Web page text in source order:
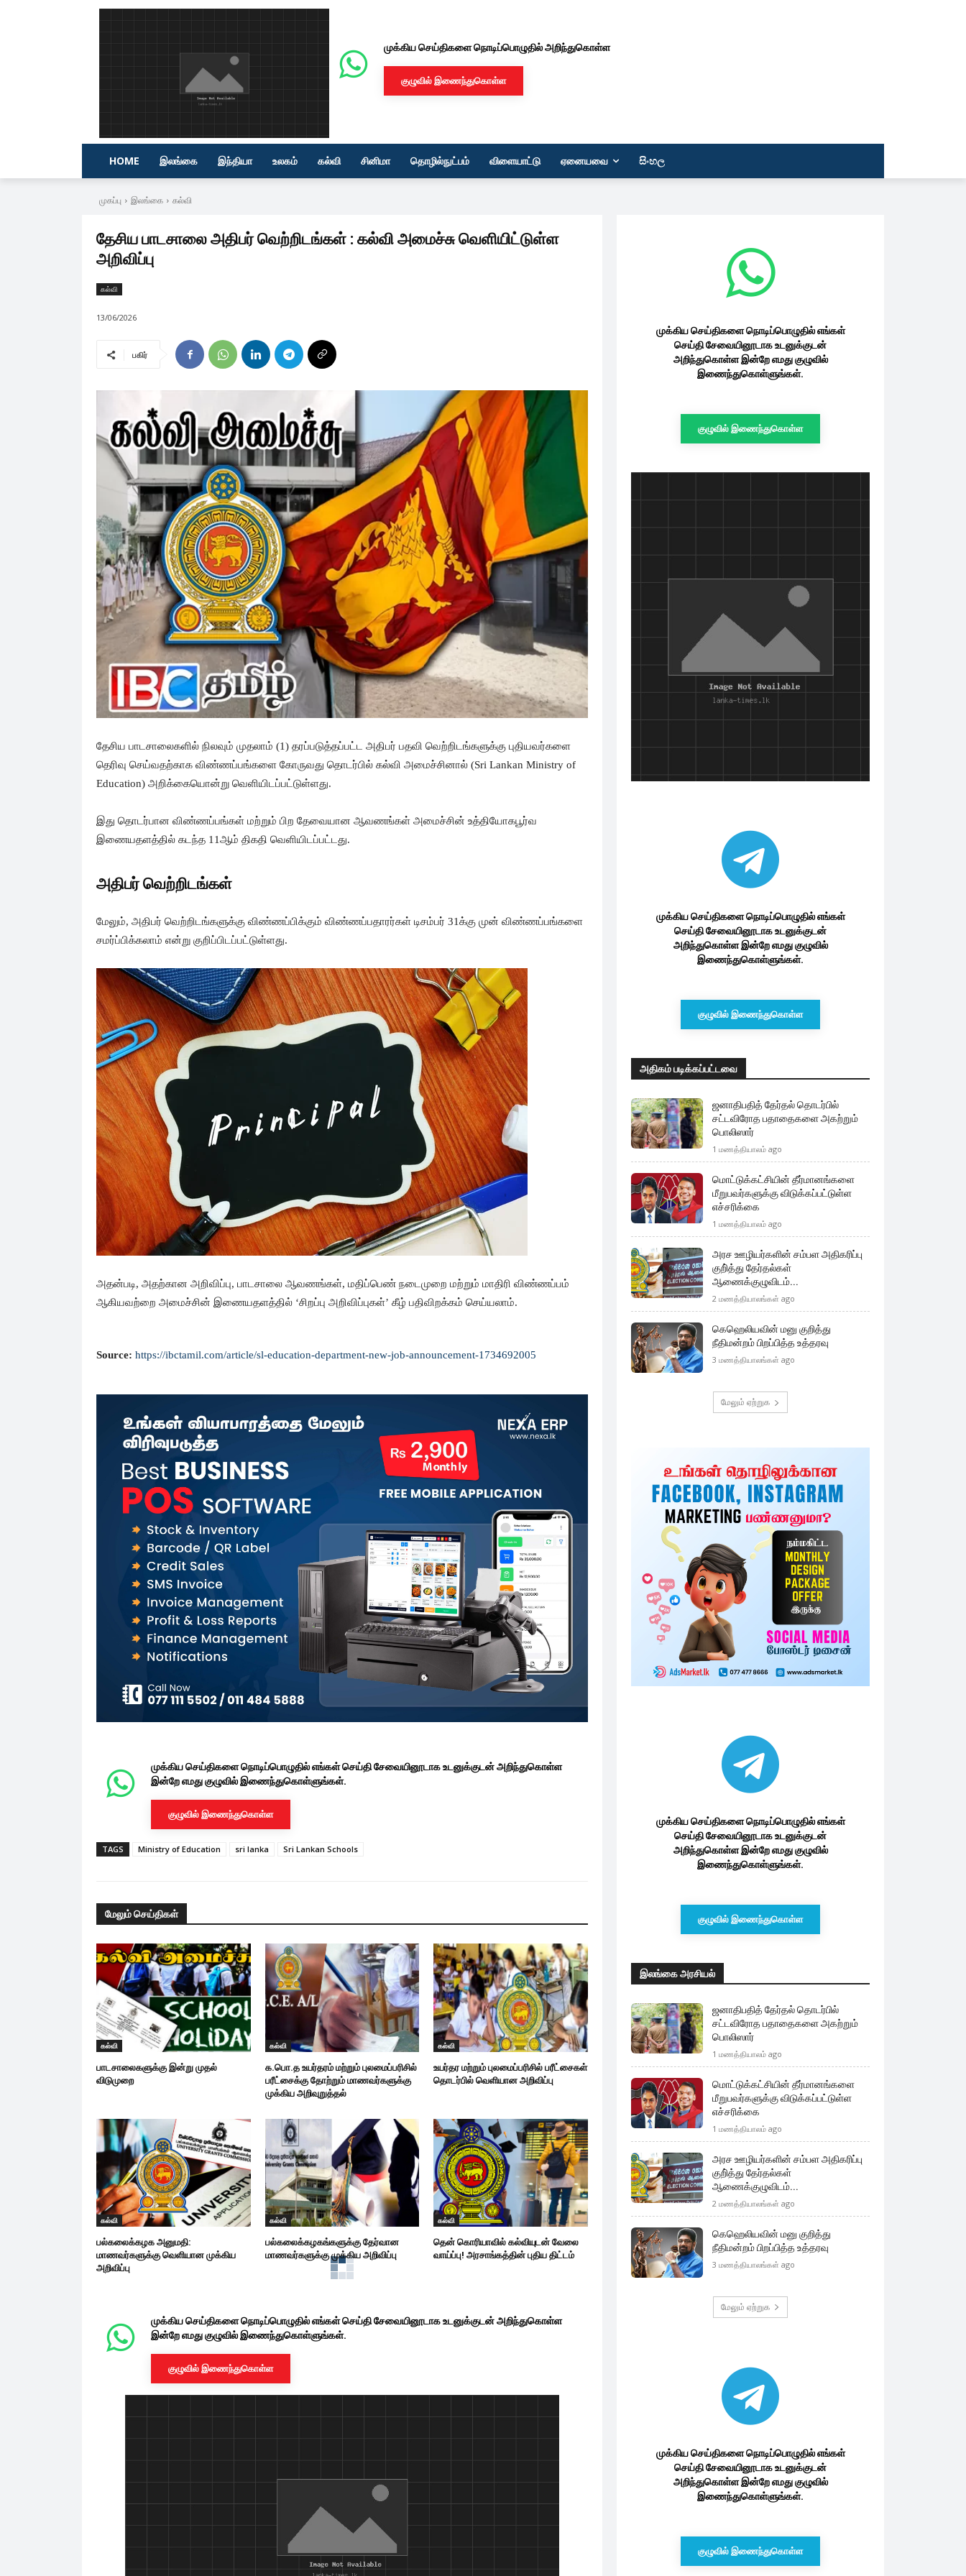
முக்கிய செய்திகளை நொடிப்பொழுதில் அறிந்துகொள்ள
குழுவில் இணைந்துகொள்ள
HOME இலங்கை இந்தியா உலகம் கல்வி சினிமா தொழில்நுட்பம் விளையாட்டு ஏனையவை සිංහල
முகப்பு இலங்கை கல்வி
தேசிய பாடசாலை அதிபர் வெற்றிடங்கள் : கல்வி அமைச்சு வெளியிட்டுள்ள
அறிவிப்பு
கல்வி
13/06/2026
பகிர்
தேசிய பாடசாலைகளில் நிலவும் முதலாம் (1) தரப்படுத்தப்பட்ட அதிபர் பதவி வெற்றிடங்களுக்கு புதியவர்களை
தெரிவு செய்வதற்காக விண்ணப்பங்களை கோருவது தொடர்பில் கல்வி அமைச்சினால் (Sri Lankan Ministry of
Education) அறிக்கையொன்று வெளியிடப்பட்டுள்ளது.
இது தொடர்பான விண்ணப்பங்கள் மற்றும் பிற தேவையான ஆவணங்கள் அமைச்சின் உத்தியோகபூர்வ
இணையதளத்தில் கடந்த 11ஆம் திகதி வெளியிடப்பட்டது.
அதிபர் வெற்றிடங்கள்
மேலும், அதிபர் வெற்றிடங்களுக்கு விண்ணப்பிக்கும் விண்ணப்பதாரர்கள் டிசம்பர் 31க்கு முன் விண்ணப்பங்களை
சமர்ப்பிக்கலாம் என்று குறிப்பிடப்பட்டுள்ளது.
அதன்படி, அதற்கான அறிவிப்பு, பாடசாலை ஆவணங்கள், மதிப்பெண் நடைமுறை மற்றும் மாதிரி விண்ணப்பம்
ஆகியவற்றை அமைச்சின் இணையதளத்தில் ‘சிறப்பு அறிவிப்புகள்’ கீழ் பதிவிறக்கம் செய்யலாம்.
Source: https://ibctamil.com/article/sl-education-department-new-job-announcement-1734692005
முக்கிய செய்திகளை நொடிப்பொழுதில் எங்கள் செய்தி சேவையினூடாக உடனுக்குடன் அறிந்துகொள்ள
இன்றே எமது குழுவில் இணைந்துகொள்ளுங்கள்.
குழுவில் இணைந்துகொள்ள
TAGS Ministry of Education sri lanka Sri Lankan Schools
மேலும் செய்திகள்
கல்வி
பாடசாலைகளுக்கு இன்று முதல்
விடுமுறை
கல்வி
க.பொ.த உயர்தரம் மற்றும் புலமைப்பரிசில்
பரீட்சைக்கு தோற்றும் மாணவர்களுக்கு
முக்கிய அறிவுறுத்தல்
கல்வி
உயர்தர மற்றும் புலமைப்பரிசில் பரீட்சைகள்
தொடர்பில் வெளியான அறிவிப்பு
கல்வி
பல்கலைக்கழக அனுமதி:
மாணவர்களுக்கு வெளியான முக்கிய
அறிவிப்பு
கல்வி
பல்கலைக்கழகங்களுக்கு தேர்வான
மாணவர்களுக்கு முக்கிய அறிவிப்பு
கல்வி
தென் கொரியாவில் கல்வியுடன் வேலை
வாய்ப்பு! அரசாங்கத்தின் புதிய திட்டம்
முக்கிய செய்திகளை நொடிப்பொழுதில் எங்கள் செய்தி சேவையினூடாக உடனுக்குடன் அறிந்துகொள்ள
இன்றே எமது குழுவில் இணைந்துகொள்ளுங்கள்.
குழுவில் இணைந்துகொள்ள
முக்கிய செய்திகளை நொடிப்பொழுதில் எங்கள்
செய்தி சேவையினூடாக உடனுக்குடன்
அறிந்துகொள்ள இன்றே எமது குழுவில்
இணைந்துகொள்ளுங்கள்.
குழுவில் இணைந்துகொள்ள
முக்கிய செய்திகளை நொடிப்பொழுதில் எங்கள்
செய்தி சேவையினூடாக உடனுக்குடன்
அறிந்துகொள்ள இன்றே எமது குழுவில்
இணைந்துகொள்ளுங்கள்.
குழுவில் இணைந்துகொள்ள
அதிகம் படிக்கப்பட்டவை
ஜனாதிபதித் தேர்தல் தொடர்பில்
சட்டவிரோத பதாதைகளை அகற்றும்
பொலிஸார்
1 மணத்தியாலம் ago
மொட்டுக்கட்சியின் தீர்மானங்களை
மீறுபவர்களுக்கு விடுக்கப்பட்டுள்ள
எச்சரிக்கை
1 மணத்தியாலம் ago
அரச ஊழியர்களின் சம்பள அதிகரிப்பு
குறி்த்து தேர்தல்கள்
ஆணைக்குழுவிடம்...
2 மணத்தியாலங்கள் ago
கெஹெலியவின் மனு குறித்து
நீதிமன்றம் பிறப்பித்த உத்தரவு
3 மணத்தியாலங்கள் ago
மேலும் ஏற்றுக
முக்கிய செய்திகளை நொடிப்பொழுதில் எங்கள்
செய்தி சேவையினூடாக உடனுக்குடன்
அறிந்துகொள்ள இன்றே எமது குழுவில்
இணைந்துகொள்ளுங்கள்.
குழுவில் இணைந்துகொள்ள
இலங்கை அரசியல்
ஜனாதிபதித் தேர்தல் தொடர்பில்
சட்டவிரோத பதாதைகளை அகற்றும்
பொலிஸார்
1 மணத்தியாலம் ago
மொட்டுக்கட்சியின் தீர்மானங்களை
மீறுபவர்களுக்கு விடுக்கப்பட்டுள்ள
எச்சரிக்கை
1 மணத்தியாலம் ago
அரச ஊழியர்களின் சம்பள அதிகரிப்பு
குறி்த்து தேர்தல்கள்
ஆணைக்குழுவிடம்...
2 மணத்தியாலங்கள் ago
கெஹெலியவின் மனு குறித்து
நீதிமன்றம் பிறப்பித்த உத்தரவு
3 மணத்தியாலங்கள் ago
மேலும் ஏற்றுக
முக்கிய செய்திகளை நொடிப்பொழுதில் எங்கள்
செய்தி சேவையினூடாக உடனுக்குடன்
அறிந்துகொள்ள இன்றே எமது குழுவில்
இணைந்துகொள்ளுங்கள்.
குழுவில் இணைந்துகொள்ள